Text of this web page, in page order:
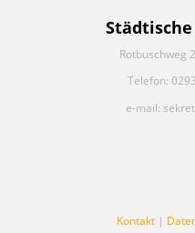
Rotbuschweg
Telefon:
e-mail:
Kontakt |